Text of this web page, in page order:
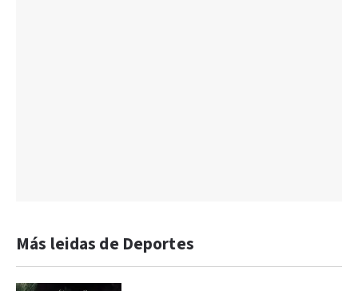
Más leidas de Deportes